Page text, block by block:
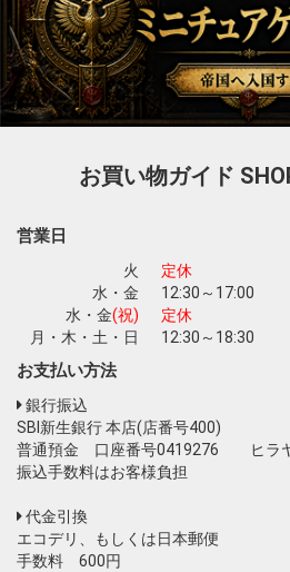
お買い物ガイド
営業日
火
定休
水・金
12:30～17:00
水・金(祝)
定休
月・木・土・日
12:30～18:30
お支払い方法
銀行振込
SBI新生銀行 本店(店番号400)
普通預金 口座番号0419276 ヒラ
振込手数料はお客様負担
代金引換
エコデリ、もしくは日本郵便
手数料 600円